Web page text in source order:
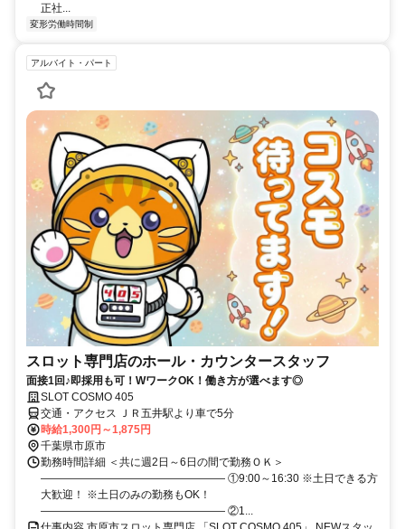
正社...
変形労働時間制
アルバイト・パート
スロット専門店のホール・カウンタースタッフ
面接1回♪即採用も可！WワークOK！働き方が選べます◎
SLOT COSMO 405
交通・アクセス ＪＲ五井駅より車で5分
時給1,300円～1,875円
千葉県市原市
勤務時間詳細 ＜共に週2日～6日の間で勤務ＯＫ＞
――――――――――――――――― ①9:00～16:30 ※土日できる方
大歓迎！ ※土日のみの勤務もOK！
――――――――――――――――― ②1...